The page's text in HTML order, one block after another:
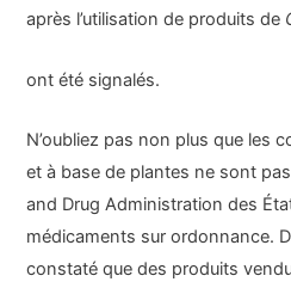
après l’utilisation de produits de
ont été signalés.
N’oubliez pas non plus que les
et à base de plantes ne sont
and Drug Administration des
médicaments sur ordonnance.
constaté que des produits